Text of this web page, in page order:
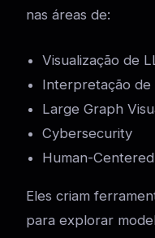
nas áreas de:
Visualização de
Interpretação de
Large Graph
Cybersecurity
Human-
Eles criam
para explorar